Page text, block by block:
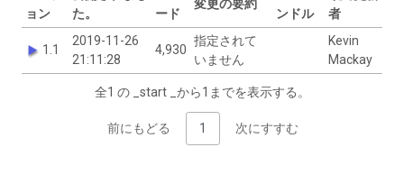
ョン
た。
ード
変更の要約
ンドル
者
1.1
2019-11-26
21:11:28
4,930
指定されて
いません
Kevin
Mackay
全1 の _start _から1までを表示する。
前にもどる 1 次にすすむ